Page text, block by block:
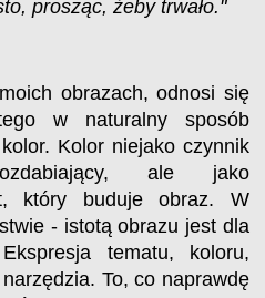
prosząc, żeby trwało."
obrazach, odnosi się
w naturalny sposób
Kolor niejako czynnik
ale jako
który buduje obraz. W
- istotą obrazu jest dla
tematu, koloru,
To, co naprawdę